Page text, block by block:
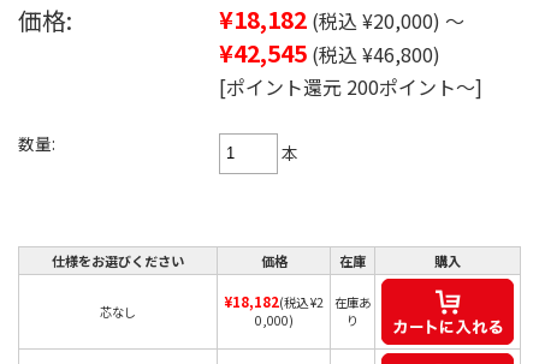
価格: ¥18,182 (税込 ¥20,000) ～
¥42,545 (税込 ¥46,800)
[ポイント還元 200ポイント～]
数量: 本
仕様をお選びください 価格 在庫 購入
芯なし
¥18,182(税込 ¥2
0,000)
在庫あ
り